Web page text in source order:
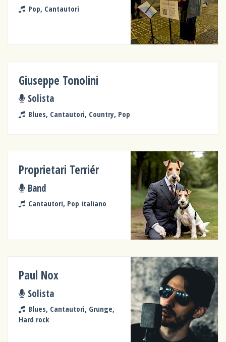
Pop, Cantautori
Giuseppe Tonolini
Solista
Blues, Cantautori, Country, Pop
Proprietari Terriér
Band
Cantautori, Pop italiano
Paul Nox
Solista
Blues, Cantautori, Grunge,
Hard rock